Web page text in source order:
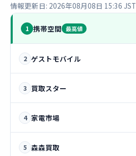
情報更新日: 2026年08月08日 15:36 JST
1 携帯空間 最高値
2 ゲストモバイル
3 買取スター
4 家電市場
5 森森買取